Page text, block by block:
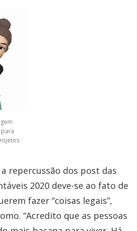
repercussão dos post das
2020 deve-se ao fato de
fazer “coisas legais”,
“Acredito que as pessoas